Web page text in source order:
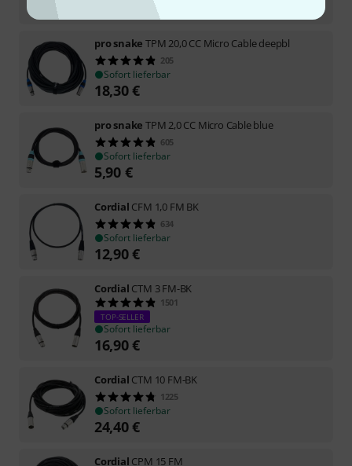
pro snake TPM 20,0 CC Micro Cable deepbl
205
Sofort lieferbar
18,30€
pro snake TPM 2,0 CC Micro Cable blue
605
Sofort lieferbar
5,90 €
Cordial CFM 1,0 FM BK
634
Sofort lieferbar
12,90€
Cordial CTM 3 FM-BK
1501
TOP-SELLER
Sofort lieferbar
16,90€
Cordial CTM 10 FM-BK
1225
Sofort lieferbar
24,40€
Cordial CPM 15 FM